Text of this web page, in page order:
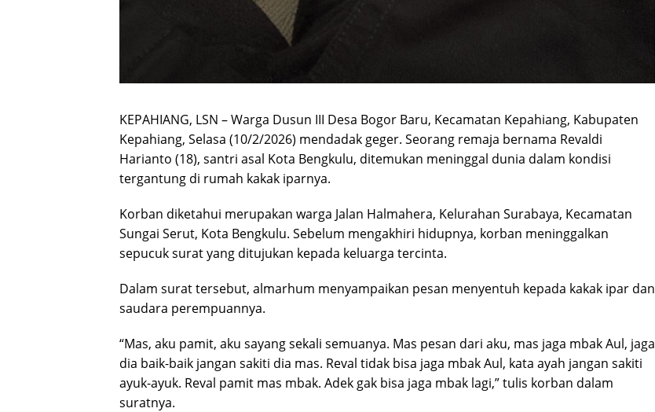
KEPAHIANG, LSN – Warga Dusun III Desa Bogor Baru, Kecamatan Kepahiang, Kabupaten
Kepahiang, Selasa (10/2/2026) mendadak geger. Seorang remaja bernama Revaldi
Harianto (18), santri asal Kota Bengkulu, ditemukan meninggal dunia dalam kondisi
tergantung di rumah kakak iparnya.
Korban diketahui merupakan warga Jalan Halmahera, Kelurahan Surabaya, Kecamatan
Sungai Serut, Kota Bengkulu. Sebelum mengakhiri hidupnya, korban meninggalkan
sepucuk surat yang ditujukan kepada keluarga tercinta.
Dalam surat tersebut, almarhum menyampaikan pesan menyentuh kepada kakak ipar dan
saudara perempuannya.
“Mas, aku pamit, aku sayang sekali semuanya. Mas pesan dari aku, mas jaga mbak Aul, jaga
dia baik-baik jangan sakiti dia mas. Reval tidak bisa jaga mbak Aul, kata ayah jangan sakiti
ayuk-ayuk. Reval pamit mas mbak. Adek gak bisa jaga mbak lagi,” tulis korban dalam
suratnya.